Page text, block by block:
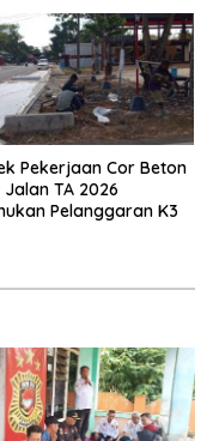
Pekerjaan Cor Beton
Jalan TA 2026
Pelanggaran K3